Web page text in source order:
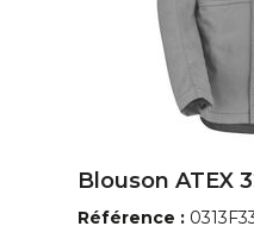
Blouson ATEX
Référence :